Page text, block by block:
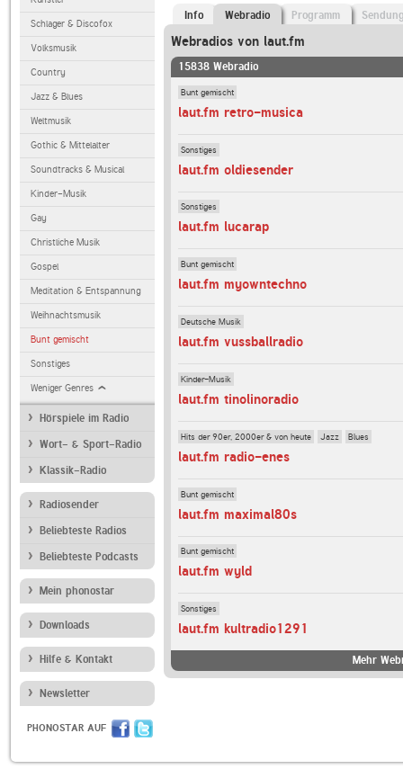
Schlager & Discofox
Volksmusik
Country
Jazz & Blues
Weltmusik
Gothic & Mittelalter
Soundtracks & Musical
Kinder-Musik
Gay
Christliche Musik
Gospel
Meditation & Entspannung
Weihnachtsmusik
Bunt gemischt
Sonstiges
Weniger Genres
Hörspiele im Radio
Wort- & Sport-Radio
Klassik-Radio
Radiosender
Beliebteste Radios
Beliebteste Podcasts
Mein phonostar
Downloads
Hilfe & Kontakt
Newsletter
PHONOSTAR AUF
Info Webradio Programm
Webradios von laut.fm
15838 Webradio
Bunt gemischt
laut.fm retro-musica
Sonstiges
laut.fm oldiesender
Sonstiges
laut.fm lucarap
Bunt gemischt
laut.fm myowntechno
Deutsche Musik
laut.fm vussballradio
Kinder-Musik
laut.fm tinolinoradio
Hits der 90er, 2000er & von heute Jazz Blues
laut.fm radio-enes
Bunt gemischt
laut.fm maximal80s
Bunt gemischt
laut.fm wyld
Sonstiges
laut.fm kultradio1291
Mehr